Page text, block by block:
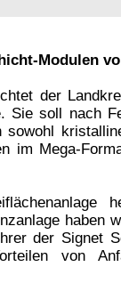
Modulen
der
Sie soll nach
im Mega-
haben
der Signet
von